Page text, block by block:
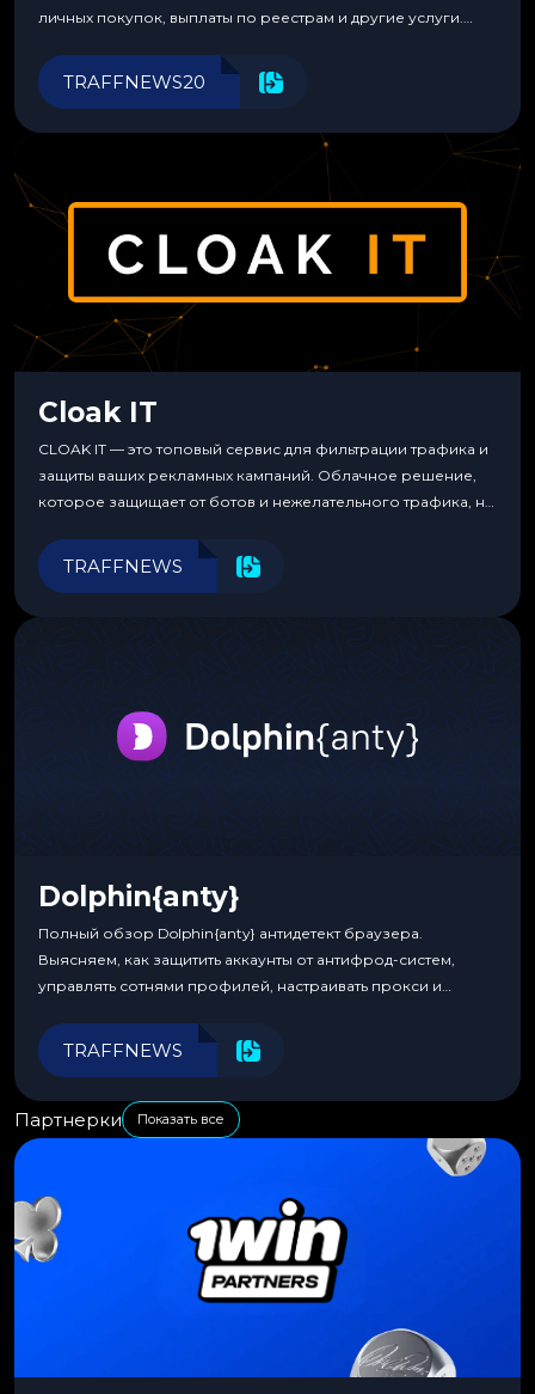
личных покупок, выплаты по реестрам и другие услуги.
инструменты для управления финансами.
TRAFFNEWS20
Cloak IT
CLOAK IT — это топовый сервис для фильтрации трафика и
защиты ваших рекламных кампаний. Облачное решение,
которое защищает от ботов и нежелательного трафика, не
программирования.
TRAFFNEWS
Dolphin{anty}
Полный обзор Dolphin{anty} антидетект браузера.
Выясняем, как защитить аккаунты от антифрод-систем,
управлять сотнями профилей, настраивать прокси и
эффективности.
TRAFFNEWS
Партнерки Показать все